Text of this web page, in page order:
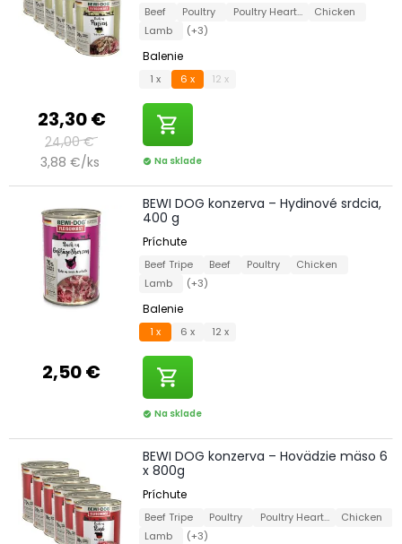
23,30 €
24,00 €
3,88 €/ks
Beef Poultry Poultry Hearts
Chicken
Lamb
(+3)
Balenie
1 x 6 x 12 x
shopping_cart
check_circle Na sklade
2,50 €
BEWI DOG konzerva – Hydinové srdcia,
400 g
Príchute
Beef Tripe Beef Poultry
Chicken
Lamb
(+3)
Balenie
1 x 6 x 12 x
shopping_cart
check_circle Na sklade
BEWI DOG konzerva – Hovädzie mäso 6
x 800g
Príchute
Beef Tripe Poultry Poultry Hearts
Chicken
Lamb
(+3)